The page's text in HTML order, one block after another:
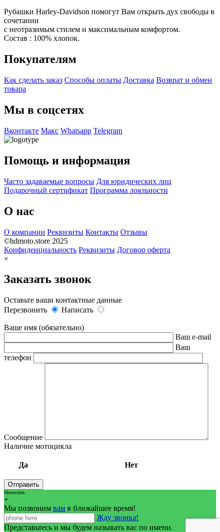
Рубашки Harley-Davidson помогут Вам открыть дух свободы в
сочетании
с неотразимым стилем и максимальным комфортом.
Состав : 100% хлопок.
Покупателям
Как сделать заказ Способы оплаты Доставка Возврат и обмен
товара
Мы в соцсетях
Вконтакте Макс Whatsapp Telegram
Помощь и информация
Часто задаваемые вопросы Для юридических лиц
Подарочный сертификат Программа лояльности
О нас
О компании Реквизиты Контакты Отзывы
©hdmoto.store 2025
Конфиденциальность Реквизиты Договор оферта
×
Заказать звонок
Оставьте ваши контактные данные
Перезвонить
Написать
Ваше имя (обязательно)
Ваш e-mail
Ваш
телефон
Сообщение
Наличие мотоцикла
Да Нет
Написать
+
Мы позвоним вам в ближайшее время!
Жду звонка!
Представьтесь и мы будем называть вас по имени.